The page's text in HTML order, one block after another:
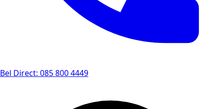
Bel Direct: 085 800 4449